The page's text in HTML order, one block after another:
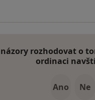
rozhodovat o
ordinaci
Ano Ne